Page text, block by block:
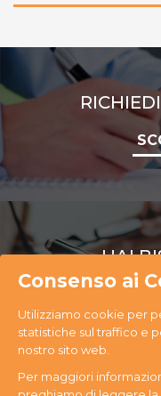
HAI
Consenso ai
Utilizziamo cookie per
statistiche sul traffico e
nostro sito web.
Per maggiori